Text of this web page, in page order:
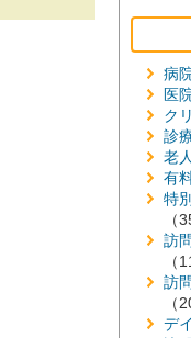
病
医
ク
診
老
有
特
（
訪
（
訪
（
デ